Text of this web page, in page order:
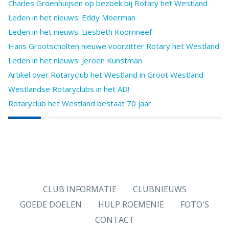
Charles Groenhuijsen op bezoek bij Rotary het Westland
Leden in het nieuws: Eddy Moerman
Leden in het nieuws: Liesbeth Koornneef
Hans Grootscholten nieuwe voorzitter Rotary het Westland
Leden in het nieuws: Jeroen Kunstman
Artikel over Rotaryclub het Westland in Groot Westland
Westlandse Rotaryclubs in het AD!
Rotaryclub het Westland bestaat 70 jaar
CLUB INFORMATIE
CLUBNIEUWS
GOEDE DOELEN
HULP ROEMENIË
FOTO'S
CONTACT